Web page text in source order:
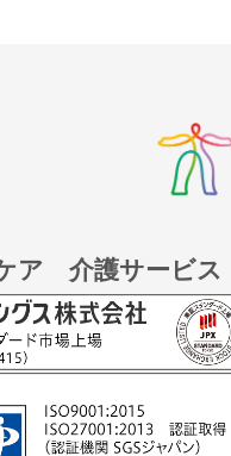
ア 介護サービス